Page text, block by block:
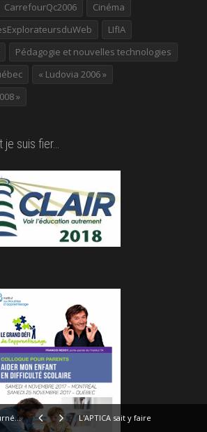
Ce que peut donner une journée passée avec certains cracs d'Internet... L'APTICA sait y faire
CarrefourQc2006
Cinéma
LIfIA
Pédagogie et nouvelles technologies
« Ludovia 2006 »
»
suis fier…